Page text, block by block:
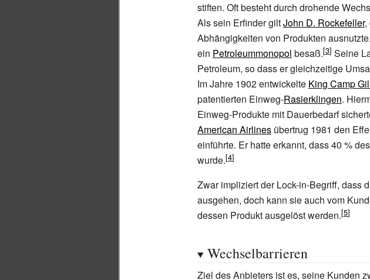
stiften. Oft besteht durch drohende
Als sein Erfinder giltJohn D. Rockefeller,
Abhängigkeiten von Produkten
ein Petroleummonopol besaß.
Seine
Petroleum, so dass er gleichzeitige
Im Jahre 1902 entwickelte King Camp
patentierten Einweg-Rasierklingen.
Einweg-Produkte mit Dauerbedarf
American Airlines übertrug 1981 den
einführte. Er hatte erkannt, dass 40 %
wurde.
Zwar impliziert der Lock-in-Begriff, dass
ausgehen, doch kann sie auch vom
dessen Produkt ausgelöst werden.
Wechselbarrieren
Ziel des Anbieters ist es, seine Kunden